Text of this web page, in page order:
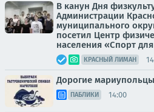
В канун Дня
Администрации
муниципального
посетил Центр
населения «Спорт
КРАСНЫЙ ЛИМАН
Дорогие мариупольцы
ПАБЛИКИ 14:00